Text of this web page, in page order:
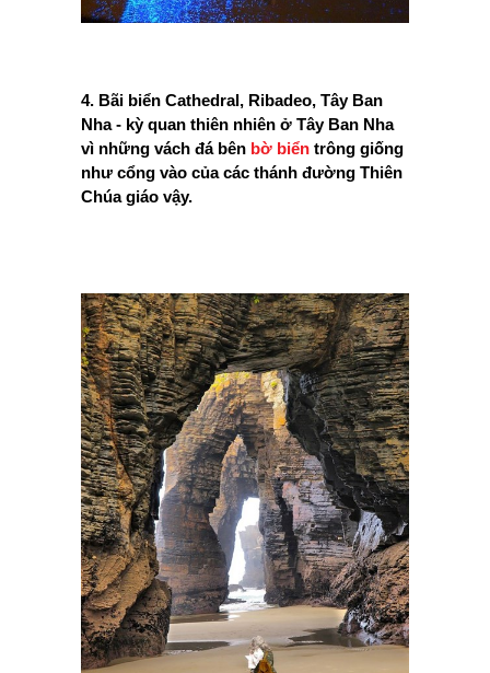
4. Bãi biển Cathedral, Ribadeo, Tây Ban
Nha - kỳ quan thiên nhiên ở Tây Ban Nha
vì những vách đá bên bờ biển trông giống
như cổng vào của các thánh đường Thiên
Chúa giáo vậy.